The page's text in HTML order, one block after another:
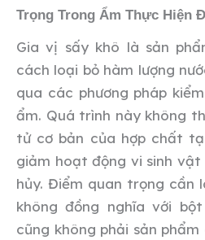
Trọng Trong Ẩm Thực Hiện
Gia vị sấy khô là sản
cách loại bỏ hàm lượng
qua các phương pháp
ẩm. Quá trình này không
tử cơ bản của hợp chất
giảm hoạt động vi sinh
hủy. Điểm quan trọng cần
không đồng nghĩa với
cũng không phải sản